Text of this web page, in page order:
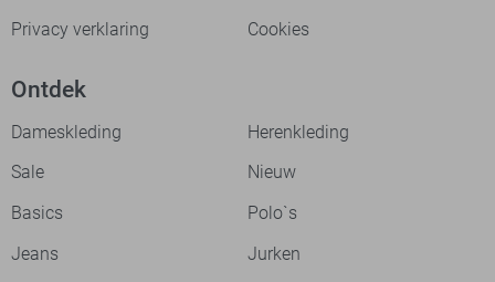
Privacy verklaring
Cookies
Ontdek
Dameskleding
Herenkleding
Sale
Nieuw
Basics
Polo`s
Jeans
Jurken